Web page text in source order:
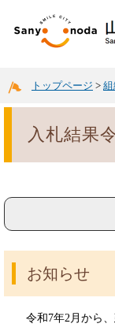
トップページ >
入札結果
お知らせ
令和7年2月から